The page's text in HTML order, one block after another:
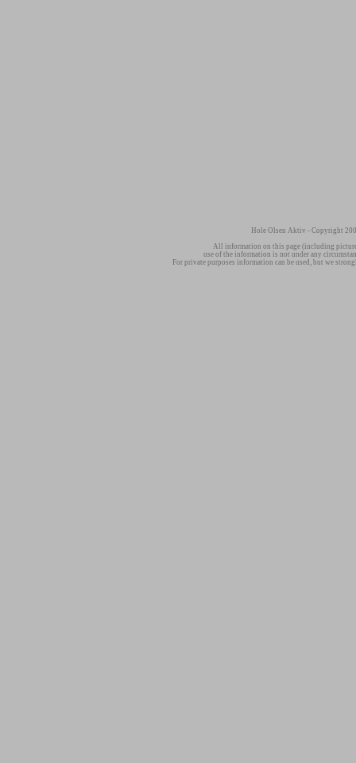
Hole Olsen Aktiv - Copyright
All information on this page (including
use of the information is not under any
For private purposes information can be used, but we